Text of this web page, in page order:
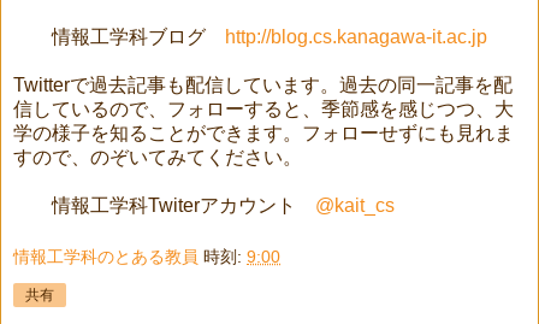
情報工学科ブログ http://blog.cs.kanagawa-it.ac.jp
Twitterで過去記事も配信しています。過去の同一記事を配
信しているので、フォローすると、季節感を感じつつ、大
学の様子を知ることができます。フォローせずにも見れま
すので、のぞいてみてください。
情報工学科Twiterアカウント @kait_cs
情報工学科のとある教員 時刻: 9:00
共有